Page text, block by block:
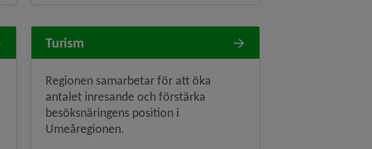
Turism
Regionen samarbetar för att öka
antalet inresande och förstärka
besöksnäringens position i
Umeåregionen.